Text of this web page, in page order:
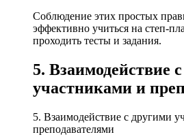
Соблюдение этих простых
эффективно учиться на степ-
проходить тесты и задания.
5. Взаимодействие
участниками и
5. Взаимодействие с другими
преподавателями